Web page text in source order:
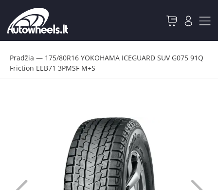
Pradžia — 175/80R16 YOKOHAMA ICEGUARD SUV G075 91Q
Friction EEB71 3PMSF M+S